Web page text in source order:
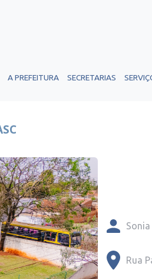
A PREFEITURA SECRETARIAS
Rua